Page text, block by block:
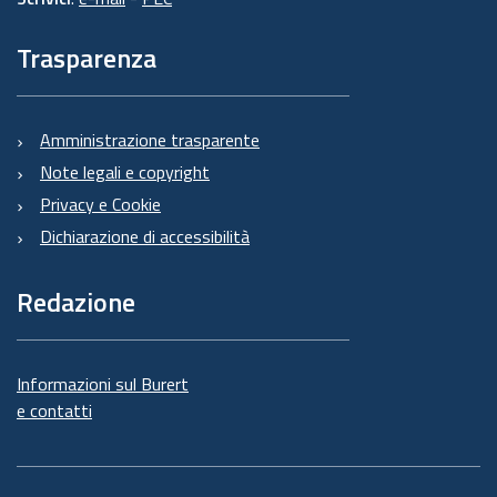
Trasparenza
Amministrazione trasparente
Note legali e copyright
Privacy e Cookie
Dichiarazione di accessibilità
Redazione
Informazioni sul Burert
e contatti